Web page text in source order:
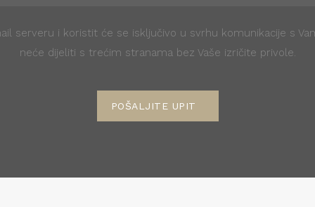
serveru i koristit će se isključivo u svrhu komunikacije s
neće dijeliti s trećim stranama bez Vaše izričite privole.
POŠALJITE UPIT